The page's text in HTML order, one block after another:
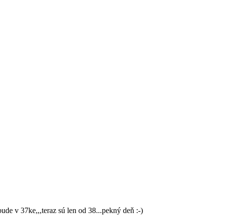
v 37ke,,,teraz sú len od 38...pekný deň :-)